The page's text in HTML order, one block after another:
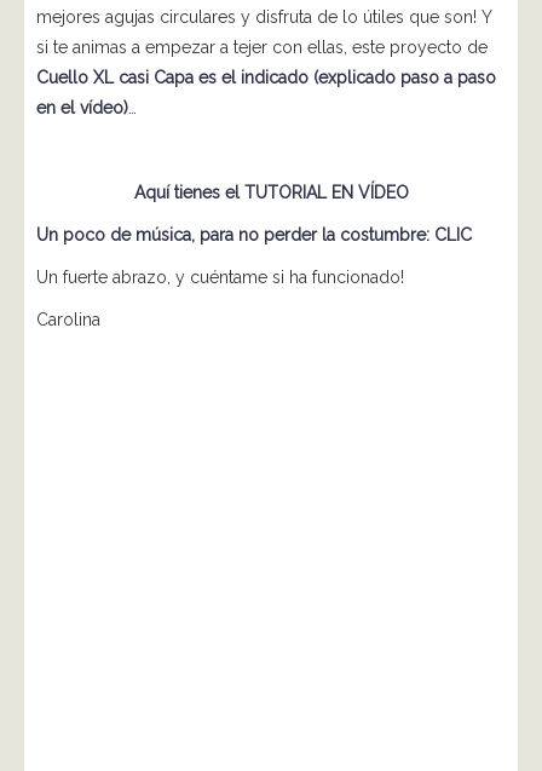
mejores agujas circulares y disfruta de lo útiles que son! Y
si te animas a empezar a tejer con ellas, este proyecto de
Cuello XL casi Capa es el indicado (explicado paso a paso
en el vídeo)…
Aquí tienes el TUTORIAL EN VÍDEO
Un poco de música, para no perder la costumbre: CLIC
Un fuerte abrazo, y cuéntame si ha funcionado!
Carolina